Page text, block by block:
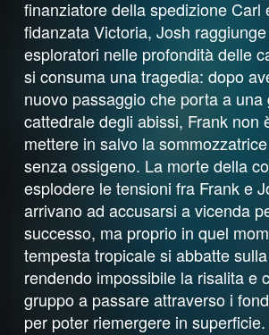
finanziatore della spedizione Carl
fidanzata Victoria, Josh
esploratori nelle profondità delle
si consuma una tragedia: dopo
nuovo passaggio che porta a una
cattedrale degli abissi, Frank non
mettere in salvo la
senza ossigeno. La morte della
esplodere le tensioni fra Frank e
arrivano ad accusarsi a vicenda
successo, ma proprio in quel
tempesta tropicale si abbatte
rendendo impossibile la risalita e
gruppo a passare attraverso i
per poter riemergere in superficie.